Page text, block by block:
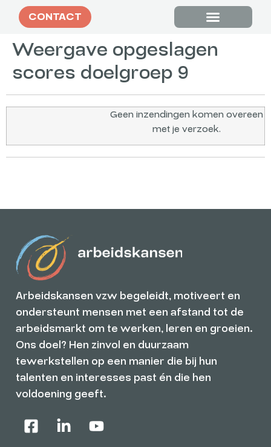
CONTACT
Weergave opgeslagen
scores doelgroep 9
Geen inzendingen komen overeen
met je verzoek.
Arbeidskansen vzw begeleidt, motiveert en
ondersteunt mensen met een afstand tot de
arbeidsmarkt om te werken, leren en groeien.
Ons doel? Hen zinvol en duurzaam
tewerkstellen op een manier die bij hun
talenten en interesses past én die hen
voldoening geeft.